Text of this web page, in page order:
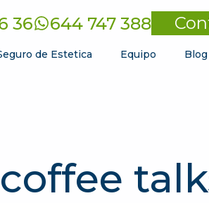
36 644 747 388
de Estetica Equipo Blog